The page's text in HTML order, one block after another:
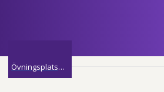
Övningsplatsen för Bokföring & Fakturering